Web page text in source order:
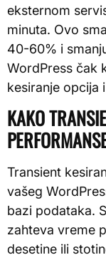
eksternom
minuta. Ovo
40-60% i
WordPress čak
kesiranje opcija
KAKO
Transient
vašeg
bazi podataka.
zahteva vreme
desetine ili